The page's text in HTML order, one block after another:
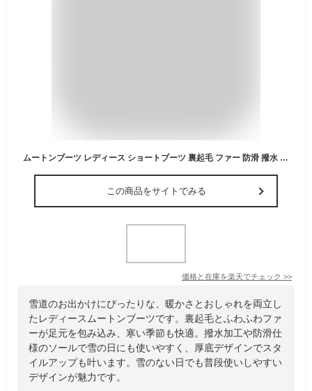
ムートンブーツ レディース ショートブーツ 裏起毛 ファー 防滑 撥水 美脚 防寒 保温 暖かい あったかい 厚底 ふわふわ 雪対応 雪道 雪対策 スノーブーツ 冬 雪用ブーツ シューズ 靴 ミドルブーツ 滑らない 滑り止め ローヒール 履きやすい 歩きやすい 通勤 脚長
この商品をサイトでみる
価格と在庫を楽天でチェック >>
雪道のお出かけにぴったりな、暖かさとおしゃれを両立し
たレディースムートンブーツです。裏起毛とふわふわファ
ーが足元を包み込み、寒い季節も快適。撥水加工や防滑仕
様のソールで雪の日にも使いやすく、厚底デザインでスタ
イルアップも叶います。雪のない日でも普段使いしやすい
デザインが魅力です。